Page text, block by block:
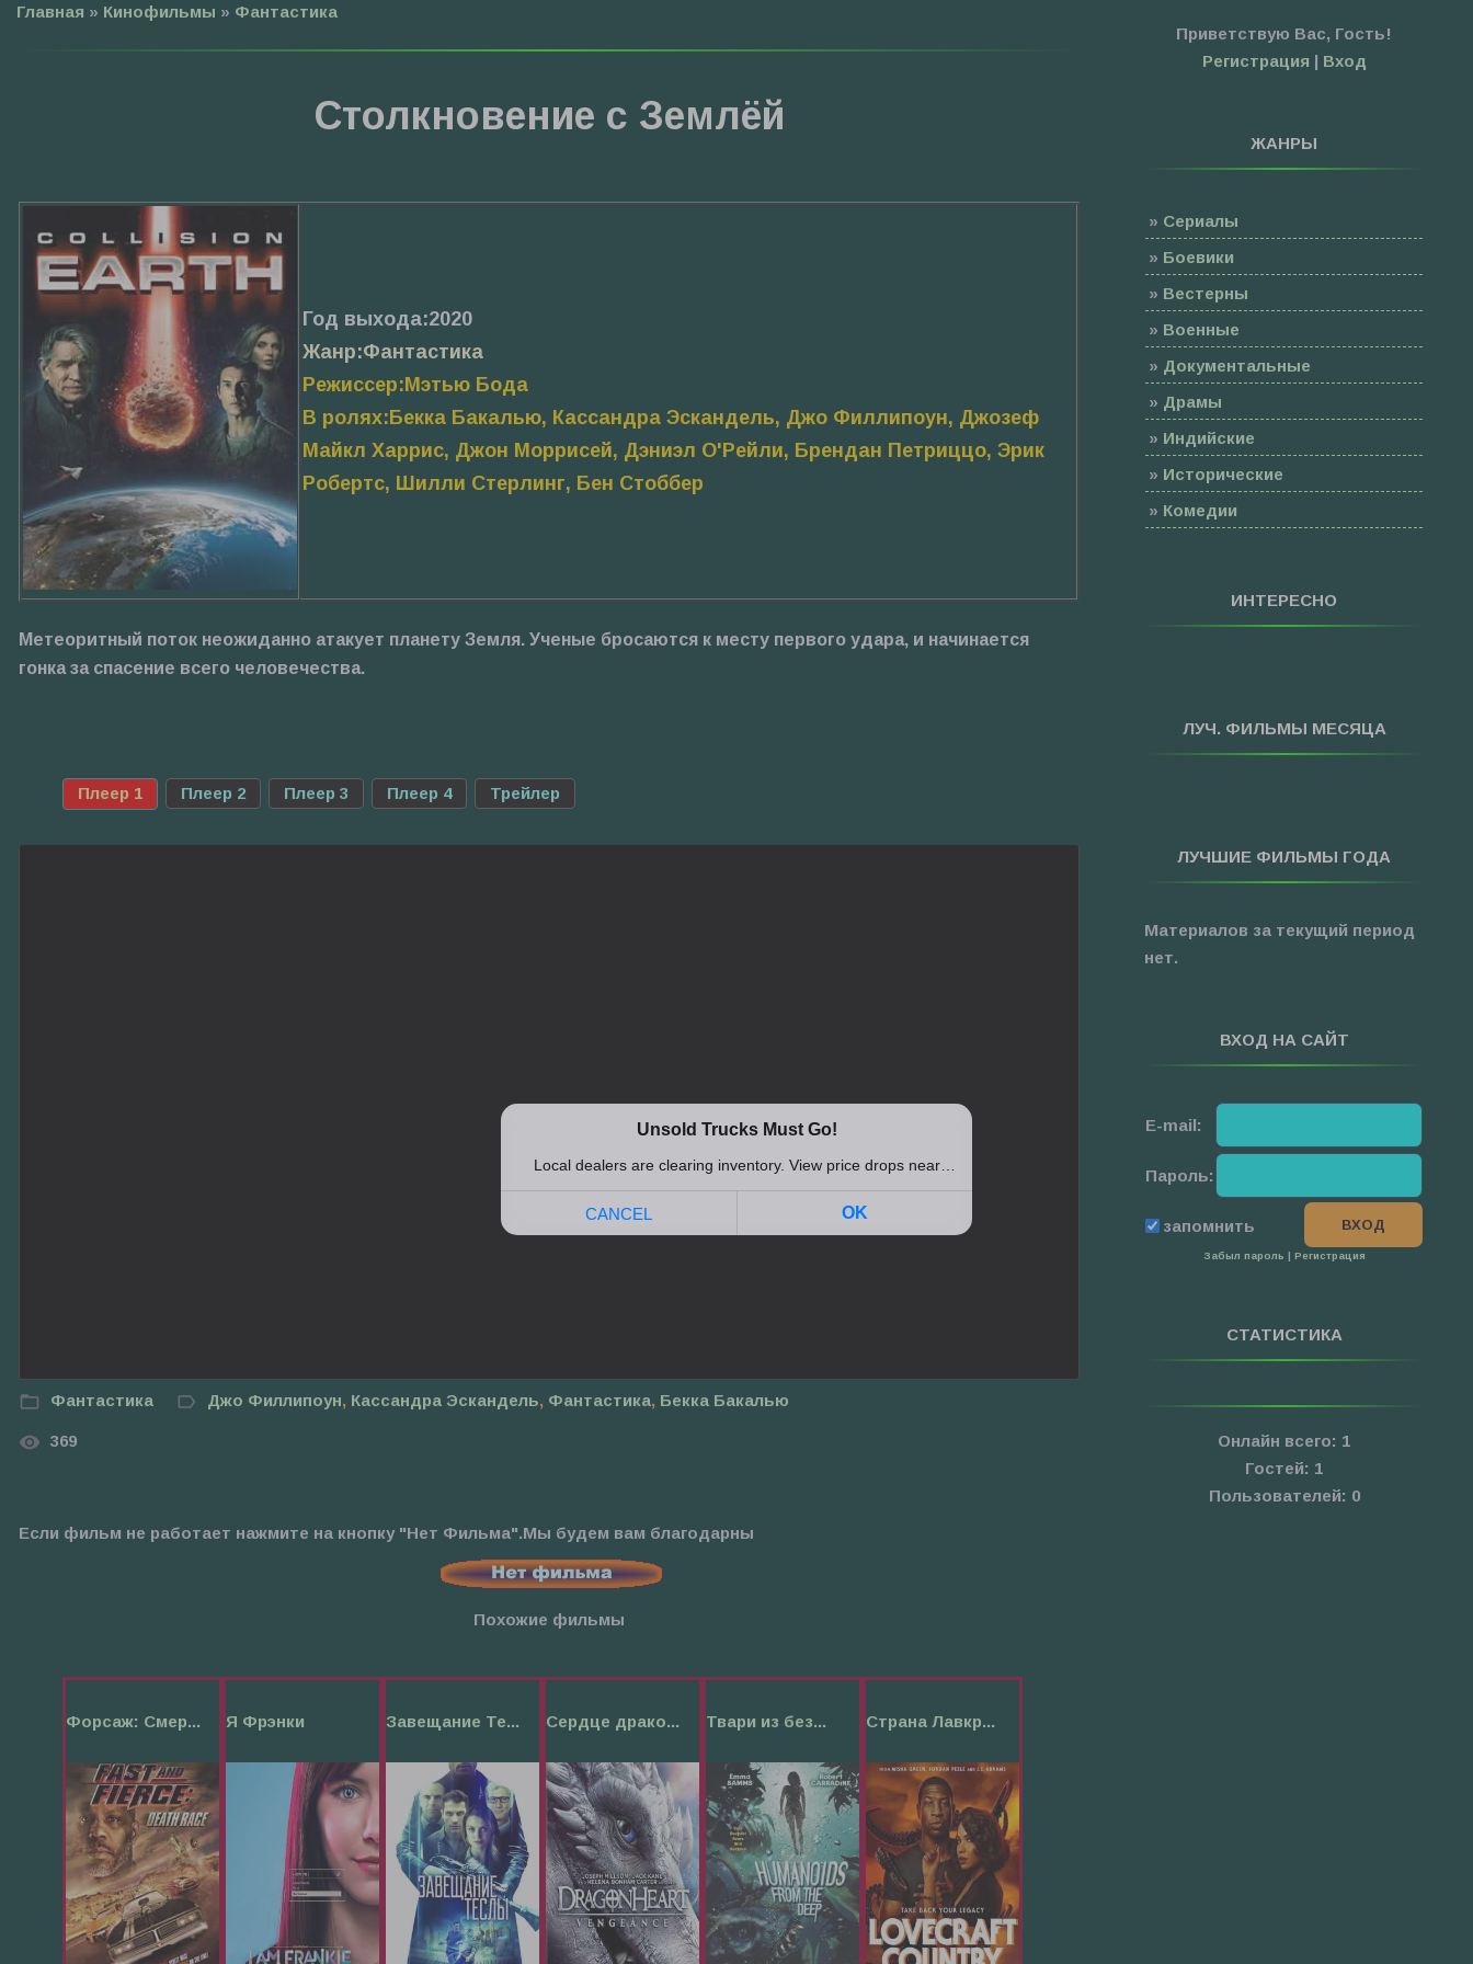
Главная » Кинофильмы » Фантастика
Столкновение с Землёй
Год выхода:2020
Жанр:Фантастика
Режиссер:Мэтью Бода
В ролях:Бекка Бакалью, Кассандра Эскандель, Джо Филлипоун, Джозеф
Майкл Харрис, Джон Моррисей, Дэниэл О'Рейли, Брендан Петриццо, Эрик
Робертс, Шилли Стерлинг, Бен Стоббер
Метеоритный поток неожиданно атакует планету Земля. Ученые бросаются к месту первого удара, и начинается
гонка за спасение всего человечества.
Плеер 1 Плеер 2 Плеер 3 Плеер 4 Трейлер
Фантастика Джо Филлипоун, Кассандра Эскандель, Фантастика, Бекка Бакалью
369
Если фильм не работает нажмите на кнопку "Нет Фильма".Мы будем вам благодарны
Похожие фильмы
Форсаж: Смер... Я Фрэнки Завещание Те... Сердце драко... Твари из без... Страна Лавкр...
Приветствую Вас, Гость!
Регистрация | Вход
ЖАНРЫ
» Сериалы
» Боевики
» Вестерны
» Военные
» Документальные
» Драмы
» Индийские
» Исторические
» Комедии
Фантастика
ИНТЕРЕСНО
ЛУЧ. ФИЛЬМЫ МЕСЯЦА
ЛУЧШИЕ ФИЛЬМЫ ГОДА
Материалов за текущий период
нет.
ВХОД НА САЙТ
E-mail:
Пароль:
запомнить
Забыл пароль Регистрация
СТАТИСТИКА
Онлайн всего: 1
Гостей: 1
Пользователей: 0